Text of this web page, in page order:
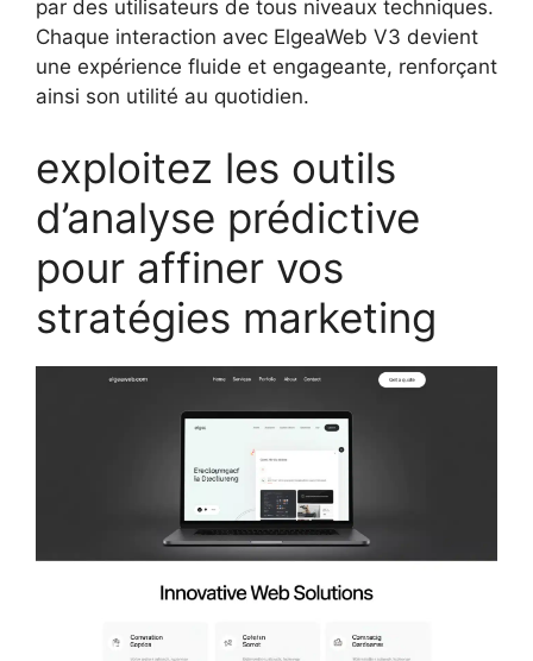
par des utilisateurs de tous niveaux techniques.
Chaque interaction avec ElgeaWeb V3 devient
une expérience fluide et engageante, renforçant
ainsi son utilité au quotidien.
exploitez les outils
d’analyse prédictive
pour affiner vos
stratégies marketing